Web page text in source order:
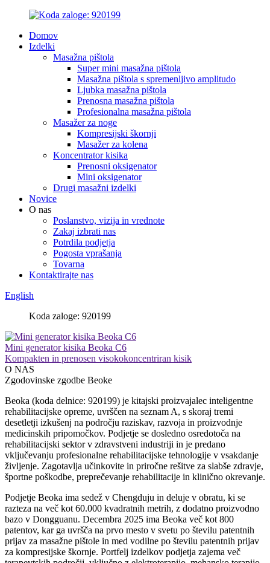
Domov
Izdelki
Masažna pištola
Super mini masažna pištola
Masažna pištola s spremenljivo amplitudo
Ljubka masažna pištola
Prenosna masažna pištola
Profesionalna masažna pištola
Masažer za noge
Kompresijski škornji
Masažer za kolena
Koncentrator kisika
Prenosni oksigenator
Mini oksigenator
Drugi masažni izdelki
Novice
O nas
Poslanstvo, vizija in vrednote
Zakaj izbrati nas
Potrdila podjetja
Pogosta vprašanja
Tovarna
Kontaktirajte nas
English
Koda zaloge: 920199
Mini generator kisika Beoka C6
Kompakten in prenosen visokokoncentriran kisik
O NAS
Zgodovinske zgodbe Beoke
Beoka (koda delnice: 920199) je kitajski proizvajalec inteligentne
rehabilitacijske opreme, uvrščen na seznam A, s skoraj tremi
desetletji izkušenj na področju raziskav, razvoja in proizvodnje
medicinskih pripomočkov. Podjetje se dosledno osredotoča na
rehabilitacijski sektor v zdravstveni industriji in je predano
vključevanju profesionalne rehabilitacijske tehnologije v vsakdanje
življenje. Zagotavlja učinkovite in priročne rešitve za slabše zdravje,
športne poškodbe, preprečevanje rehabilitacije in klinično okrevanje.
Podjetje Beoka ima sedež v Chengduju in deluje v obratu, ki se
razteza na več kot 60.000 kvadratnih metrih, z dodatno proizvodno
bazo v Dongguanu. Decembra 2025 ima Beoka več kot 800
patentov, kar ga uvršča na prvo mesto v svetu po številu patentnih
prijav za masažne pištole in med vodilne po številu patentnih prijav
za kompresijske škornje. Portfelj izdelkov podjetja zajema več